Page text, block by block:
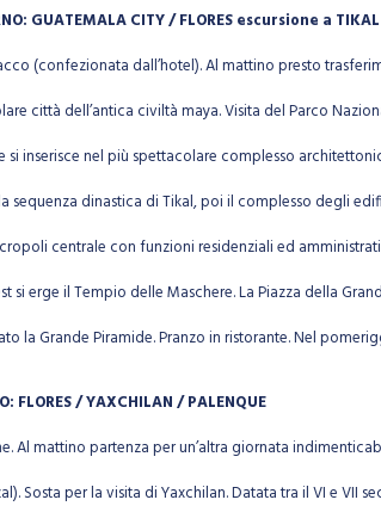
GUATEMALA CITY / FLORES escursione a TIKAL
(confezionata dall’hotel). Al mattino presto
città dell’antica civiltà maya. Visita del Parco
si inserisce nel più spettacolare complesso
sequenza dinastica di Tikal, poi il complesso degli
centrale con funzioni residenziali ed
si erge il Tempio delle Maschere. La Piazza della
la Grande Piramide. Pranzo in ristorante. Nel
FLORES / YAXCHILAN / PALENQUE
Al mattino partenza per un’altra giornata
Sosta per la visita di Yaxchilan. Datata tra il VI e